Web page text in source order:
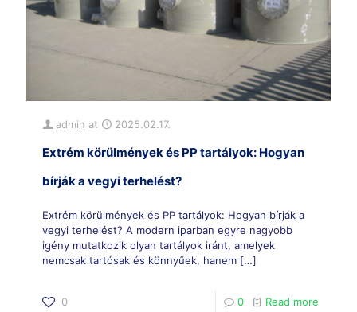
admin at 2025.02.17.
Extrém körülmények és PP tartályok: Hogyan
bírják a vegyi terhelést?
Extrém körülmények és PP tartályok: Hogyan bírják a
vegyi terhelést? A modern iparban egyre nagyobb
igény mutatkozik olyan tartályok iránt, amelyek
nemcsak tartósak és könnyűek, hanem […]
0 0 Read more